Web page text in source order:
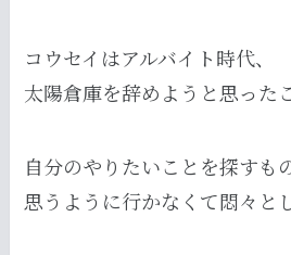
コウセイはアルバイト時代、
太陽倉庫を辞めようと思った
自分のやりたいことを探すもの
思うように行かなくて悶々と